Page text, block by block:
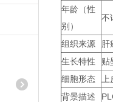
年龄（性
别）
不
组织来源
肝
生长特性
贴
细胞形态
背景描述